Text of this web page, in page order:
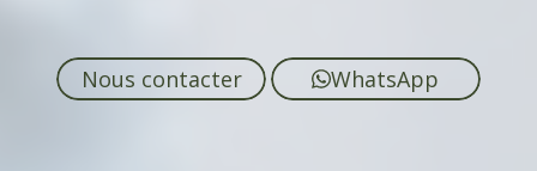
Nous contacter WhatsApp